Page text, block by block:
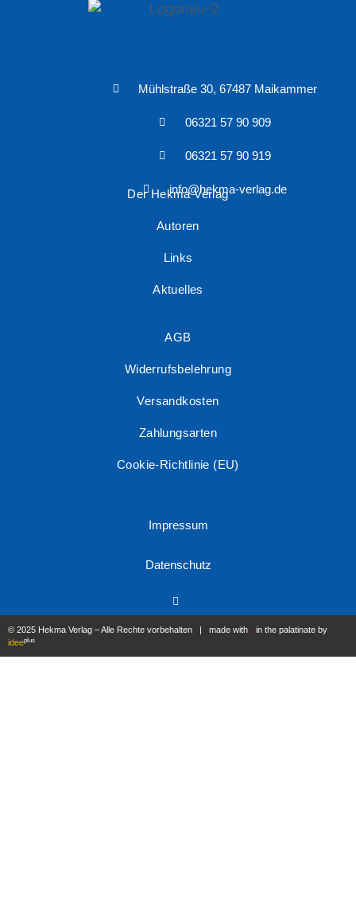
Mühlstraße 30, 67487 Maikammer
06321 57 90 909
06321 57 90 919
info@hekma-verlag.de
Der Hekma Verlag
Autoren
Links
Aktuelles
AGB
Widerrufsbelehrung
Versandkosten
Zahlungsarten
Cookie-Richtlinie (EU)
Impressum
Datenschutz
© 2025 Hekma Verlag – Alle Rechte vorbehalten | made with
in the palatinate by
ideeplus